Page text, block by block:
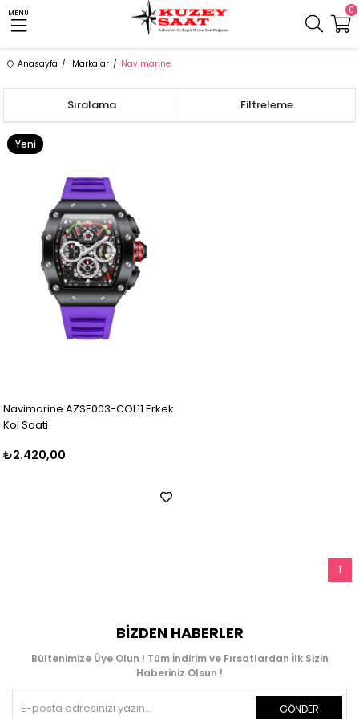
MENU 0
Anasayfa Markalar Navimarine
Filtreleme
Sıralama
Navimarine AZSE003-COL11 Erkek
Kol Saati
₺2.420,00
Yeni
1
BIZDEN HABERLER
Bültenimize Üye Olun ! Tüm İndirim ve Fırsatlardan İlk Sizin
Haberiniz Olsun !
GÖNDER